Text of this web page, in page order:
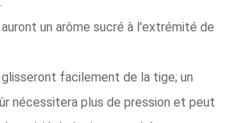
un arôme sucré à l'extrémité de
facilement de la tige; un
nécessitera plus de pression et peut